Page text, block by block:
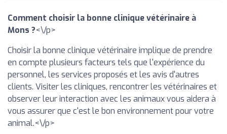
Comment choisir la bonne clinique vétérinaire à
Mons ?<\/p>
Choisir la bonne clinique vétérinaire implique de prendre
en compte plusieurs facteurs tels que l'expérience du
personnel, les services proposés et les avis d'autres
clients. Visiter les cliniques, rencontrer les vétérinaires et
observer leur interaction avec les animaux vous aidera à
vous assurer que c'est le bon environnement pour votre
animal.<\/p>